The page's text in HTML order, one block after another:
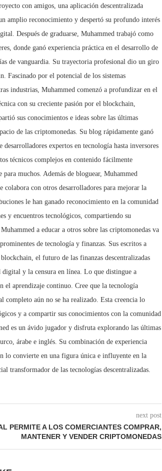
con amigos, una aplicación descentralizada
amplio reconocimiento y despertó su profundo interés
Después de graduarse, Muhammed trabajó como
donde ganó experiencia práctica en el desarrollo de
de vanguardia. Su trayectoria profesional dio un giro
Fascinado por el potencial de los sistemas
industrias, Muhammed comenzó a profundizar en el
con su creciente pasión por el blockchain,
sus conocimientos e ideas sobre las últimas
de las criptomonedas. Su blog rápidamente ganó
expertos en tecnología hasta inversores
técnicos complejos en contenido fácilmente
muchos. Además de bloguear, Muhammed
con otros desarrolladores para mejorar la
le han ganado reconocimiento en la comunidad
y encuentros tecnológicos, compartiendo su
a educar a otros sobre las criptomonedas va
de tecnología y finanzas. Sus escritos a
el futuro de las finanzas descentralizadas
y la censura en línea. Lo que distingue a
el aprendizaje continuo. Cree que la tecnología
completo aún no se ha realizado. Esta creencia lo
y a compartir sus conocimientos con la comunidad
es un ávido jugador y disfruta explorando las últimas
árabe e inglés. Su combinación de experiencia
lo convierte en una figura única e influyente en la
transformador de las tecnologías descentralizadas.
next post
PERMITE A LOS COMERCIANTES COMPRAR,
MANTENER Y VENDER CRIPTOMONEDAS